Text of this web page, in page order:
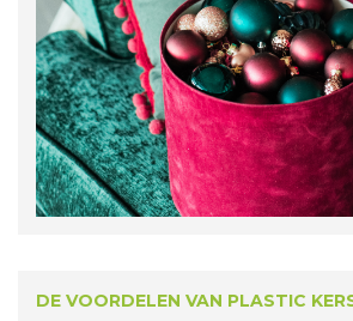
DE VOORDELEN VAN PLASTIC